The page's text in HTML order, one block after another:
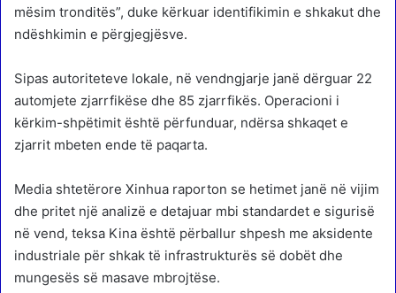
mësim tronditës”, duke kërkuar identifikimin e shkakut dhe
ndëshkimin e përgjegjësve.
Sipas autoriteteve lokale, në vendngjarje janë dërguar 22
automjete zjarrfikëse dhe 85 zjarrfikës. Operacioni i
kërkim-shpëtimit është përfunduar, ndërsa shkaqet e
zjarrit mbeten ende të paqarta.
Media shtetërore Xinhua raporton se hetimet janë në vijim
dhe pritet një analizë e detajuar mbi standardet e sigurisë
në vend, teksa Kina është përballur shpesh me aksidente
industriale për shkak të infrastrukturës së dobët dhe
mungesës së masave mbrojtëse.